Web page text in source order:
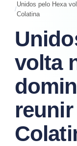
Unidos pelo Hexa
Colatina
volta